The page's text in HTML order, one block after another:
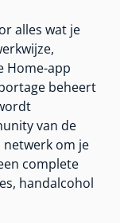
alles wat je
Home-app
beheert
van de
om je
complete
handalcohol